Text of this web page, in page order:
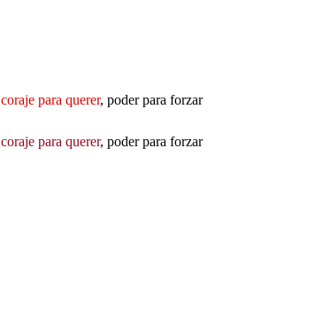
coraje para querer, poder para forzar
coraje para querer, poder para forzar